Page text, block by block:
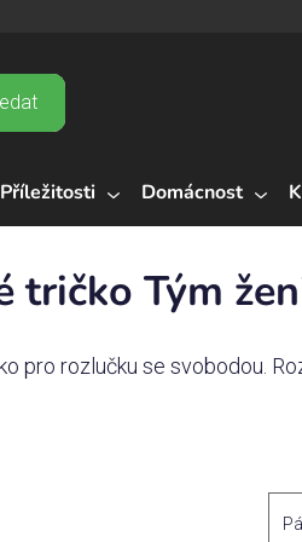
Příležitosti Domácnost
tričko Tým
pro rozlučku se svobodou.